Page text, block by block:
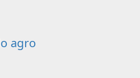
agro